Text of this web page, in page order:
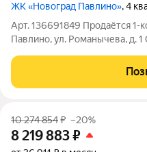
ЖК «Новоград Павлино», 4
Арт. 136691849 Продаётся 1-
Павлино, ул. Романычева, д.
аренду. О квартире:
современном доме с удачной
10 274 854₽ –20%
8 219 883₽